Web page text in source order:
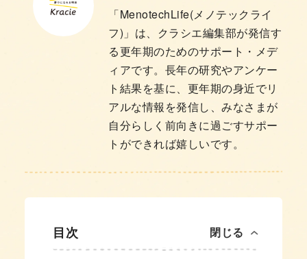
「MenotechLife(メノテックライ
フ)」は、クラシエ編集部が発信す
る更年期のためのサポート・メデ
ィアです。長年の研究やアンケー
ト結果を基に、更年期の身近でリ
アルな情報を発信し、みなさまが
自分らしく前向きに過ごすサポー
トができれば嬉しいです。
目次 閉じる